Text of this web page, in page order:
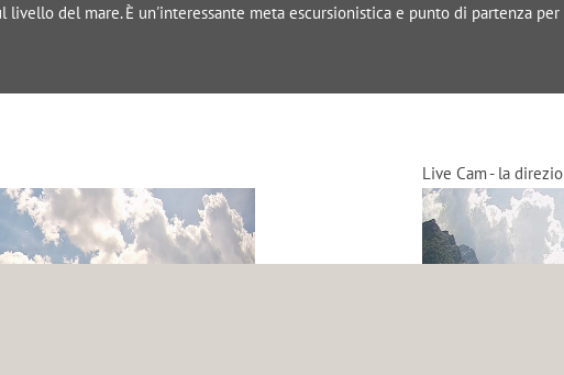
livello del mare. È un'interessante meta escursionistica e punto di partenza
Live Cam - la